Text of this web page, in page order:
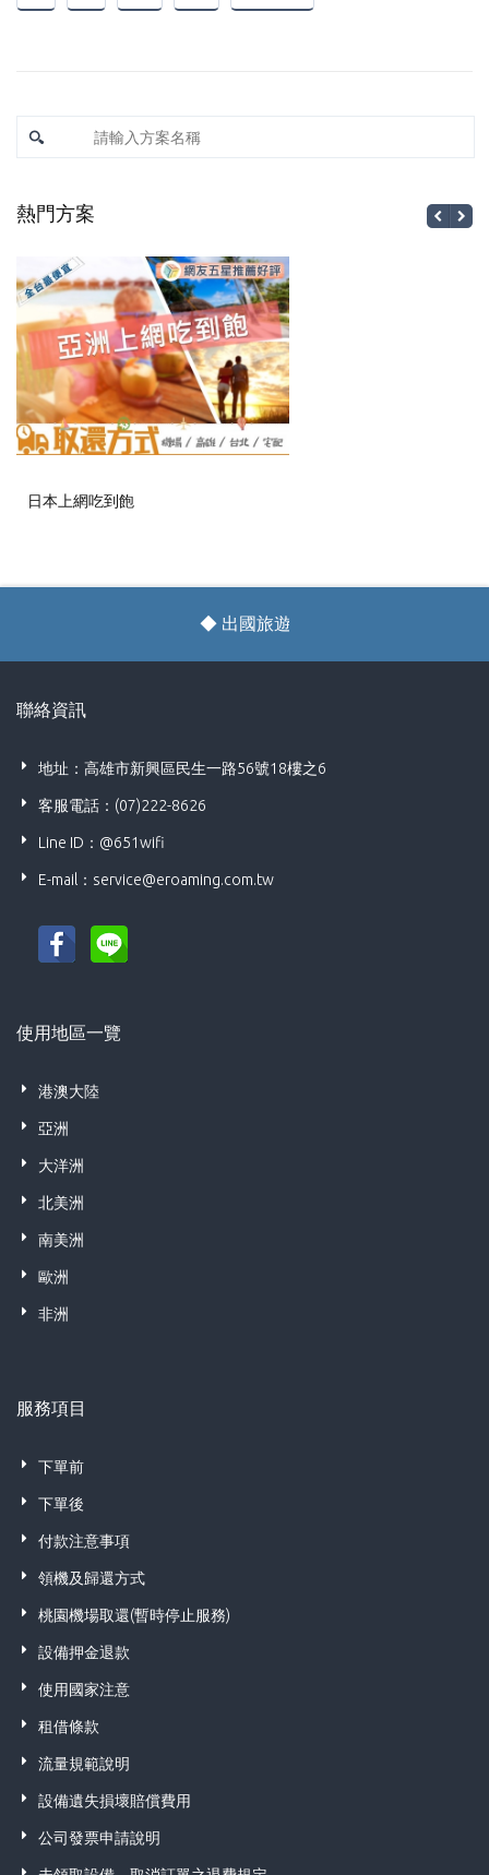
熱門方案
日本上網吃到飽
◆ 出國旅遊行動上網設備租用條款
聯絡資訊
地址：高雄市新興區民生一路56號18樓之6
客服電話：(07)222-8626
Line ID：@651wifi
E-mail： service@eroaming.com.tw
使用地區一覽
港澳大陸
亞洲
大洋洲
北美洲
南美洲
歐洲
非洲
服務項目
下單前
下單後
付款注意事項
領機及歸還方式
桃園機場取還(暫時停止服務)
設備押金退款
使用國家注意
租借條款
流量規範說明
設備遺失損壞賠償費用
公司發票申請說明